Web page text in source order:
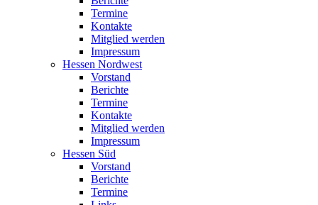
Termine
Kontakte
Mitglied werden
Impressum
Hessen Nordwest
Vorstand
Berichte
Termine
Kontakte
Mitglied werden
Impressum
Hessen Süd
Vorstand
Berichte
Termine